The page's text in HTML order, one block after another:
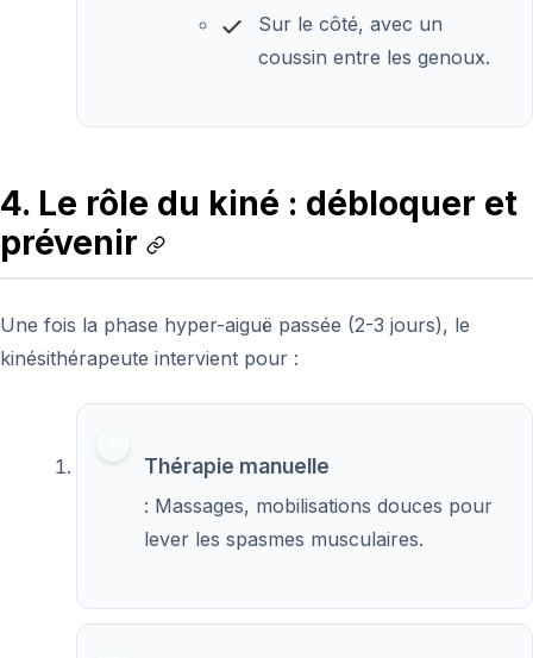
Sur le côté, avec un
coussin entre les genoux.
4. Le rôle du kiné : débloquer et
prévenir
Une fois la phase hyper-aiguë passée (2-3 jours), le
kinésithérapeute intervient pour :
Thérapie manuelle
: Massages, mobilisations douces pour
lever les spasmes musculaires.